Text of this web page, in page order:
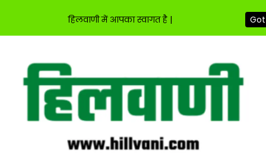
content
हिलवाणी में आपका स्वागत है |